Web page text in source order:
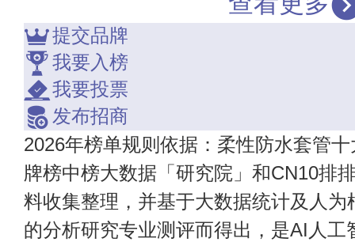
提交品牌
我要入榜
我要投票
发布招商
2026年榜单规则依据：柔性防水套管
牌榜中榜大数据「研究院」和CN10排
料收集整理，并基于大数据统计及人
的分析研究专业测评而得出，是AI人